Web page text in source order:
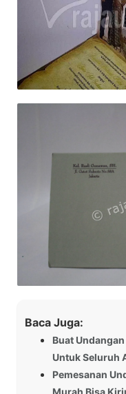
Baca Juga:
Buat
Untuk Seluruh
Pemesanan
Murah Bisa